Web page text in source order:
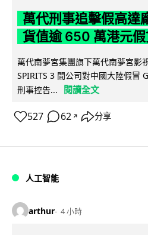
萬代刑事追擊假高達
貨值逾 650 萬港元
萬代南夢宮集團旗下萬代南夢宮影
SPIRITS 3 間公司對中國大陸假冒
刑事控告...
閱讀全文
527 62 ↗ 分享
人工智能
arthur 4 小時